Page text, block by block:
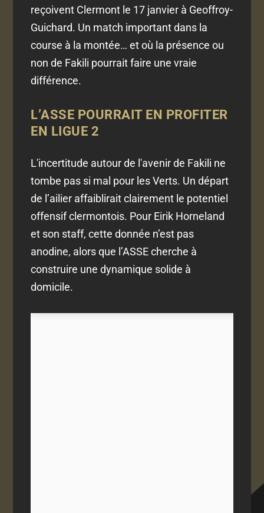
reçoivent Clermont le 17 janvier à Geoffroy-
Guichard. Un match important dans la
course à la montée… et où la présence ou
non de Fakili pourrait faire une vraie
différence.
L’ASSE POURRAIT EN PROFITER
EN LIGUE 2
L'incertitude autour de l'avenir de Fakili ne
tombe pas si mal pour les Verts. Un départ
de l’ailier affaiblirait clairement le potentiel
offensif clermontois. Pour Eirik Horneland
et son staff, cette donnée n’est pas
anodine, alors que l’ASSE cherche à
construire une dynamique solide à
domicile.